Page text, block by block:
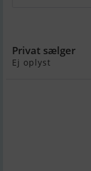
Privat sælger
Ej oplyst